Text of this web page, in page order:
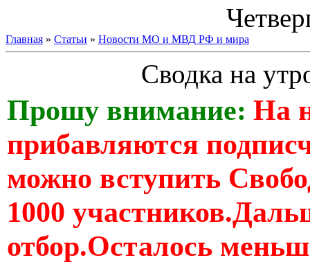
Главная » Статьи » Новости МО и МВД РФ и мира
Сводка на
Прошу внимание: На
прибавляются
можно вступить
1000
отбор.Осталось